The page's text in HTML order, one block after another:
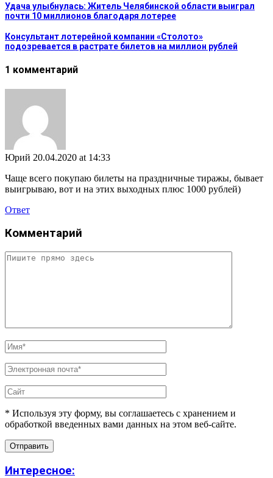
Удача улыбнулась: Житель Челябинской области выиграл
почти 10 миллионов благодаря лотерее
Консультант лотерейной компании «Столото»
подозревается в растрате билетов на миллион рублей
1 комментарий
Юрий 20.04.2020 at 14:33
Чаще всего покупаю билеты на праздничные тиражы, бывает
выигрываю, вот и на этих выходных плюс 1000 рублей)
Ответ
Комментарий
* Используя эту форму, вы соглашаетесь с хранением и
обработкой введенных вами данных на этом веб-сайте.
Интересное: